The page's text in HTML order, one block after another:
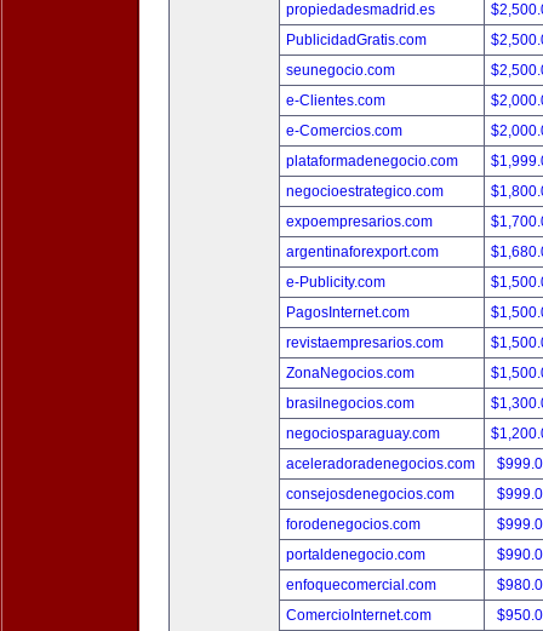
propiedadesmadrid.es
PublicidadGratis.com
seunegocio.com
e-Clientes.com
e-Comercios.com
plataformadenegocio.com
negocioestrategico.com
expoempresarios.com
argentinaforexport.com
e-Publicity.com
PagosInternet.com
revistaempresarios.com
ZonaNegocios.com
brasilnegocios.com
negociosparaguay.com
aceleradoradenegocios.com
consejosdenegocios.com
forodenegocios.com
portaldenegocio.com
enfoquecomercial.com
ComercioInternet.com